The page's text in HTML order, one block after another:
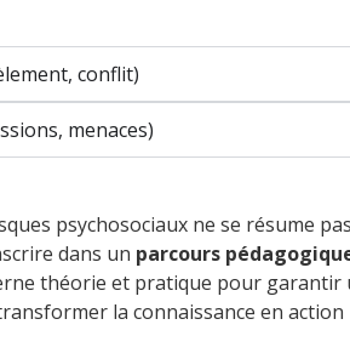
conflit)
menaces)
psychosociaux ne se résume
dans un parcours
théorie et pratique pour garantir
la connaissance en action